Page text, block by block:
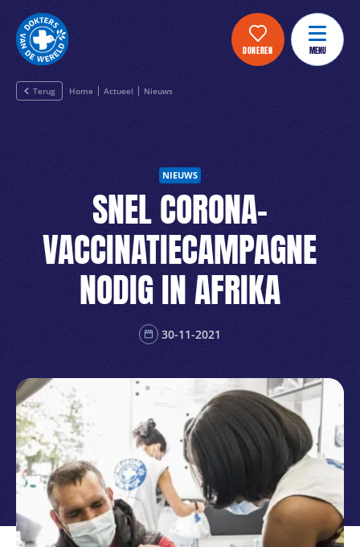
DONEREN MENU
Terug Home Actueel Nieuws
NIEUWS
SNEL CORONA-
VACCINATIECAMPAGNE
NODIG IN AFRIKA
30-11-2021